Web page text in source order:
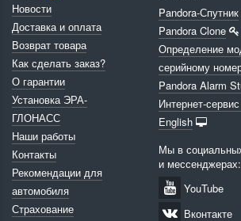
Новости
Доставка и оплата
Возврат товара
Как сделать заказ?
О гарантии
Установка ЭРА-
ГЛОНАСС
Наши работы
Контакты
Рекомендации для
автомобиля
Страхование
Pandora-Спутник
Pandora Clone
Определение
серийному
Pandora Alarm
Интернет-
English
Мы в
и мессенджерах:
YouTube
Вконтакте